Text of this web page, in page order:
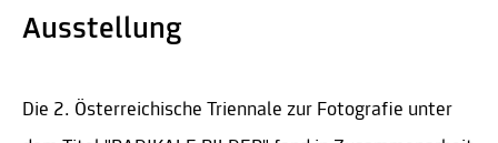
Ausstellung
Die 2. Österreichische Triennale zur Fotografie unter